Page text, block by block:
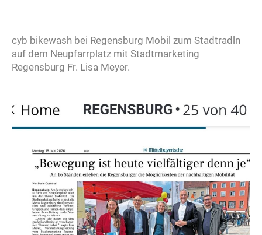
cyb bikewash bei Regensburg Mobil zum Stadtradln
auf dem Neupfarrplatz mit Stadtmarketing
Regensburg Fr. Lisa Meyer.